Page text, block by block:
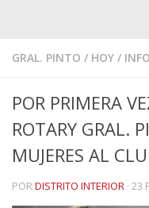
GRAL. PINTO / HOY /
POR PRIMERA
ROTARY GRAL.
MUJERES AL
PORDISTRITO INTERIOR · 23